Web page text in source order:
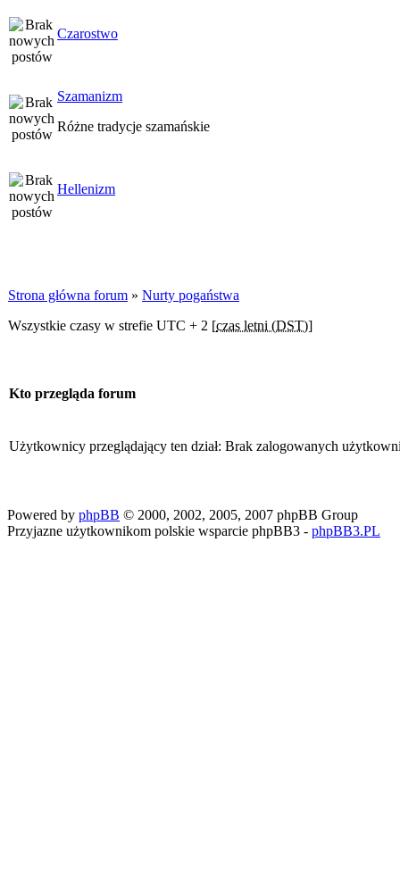
Czarostwo
Szamanizm
Różne tradycje szamańskie
Hellenizm
Strona główna forum » Nurty pogaństwa
Wszystkie czasy w strefie UTC + 2 [czas letni (DST)]
Kto przegląda forum
Użytkownicy przeglądający ten dział: Brak zalogowanych
Powered by phpBB © 2000, 2002, 2005, 2007 phpBB Group
Przyjazne użytkownikom polskie wsparcie phpBB3 - phpBB3.PL